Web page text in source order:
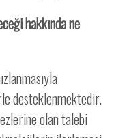
hakkında ne
desteklenmektedir.
olan talebi